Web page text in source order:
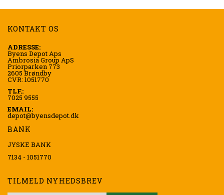
KONTAKT OS
ADRESSE:
Byens Depot Aps
Ambrosia Group ApS
Priorparken 773
2605 Brøndby
CVR: 1051770
TLF.:
7025 9555
EMAIL:
depot@byensdepot.dk
BANK
JYSKE BANK
7134 - 1051770
TILMELD NYHEDSBREV